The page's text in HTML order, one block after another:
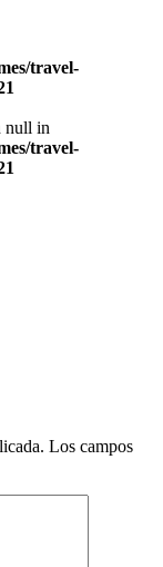
travel-
null in
travel-
Los campos